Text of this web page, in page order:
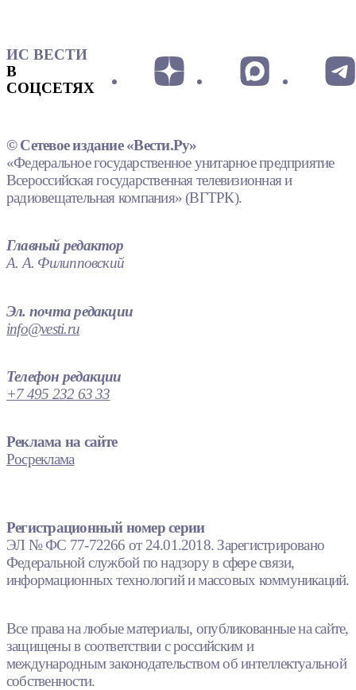
ИС ВЕСТИ
В
СОЦСЕТЯХ
© Сетевое издание «Вести.Ру»
«Федеральное государственное унитарное предприятие
Всероссийская государственная телевизионная и
радиовещательная компания» (ВГТРК).
Главный редактор
А. А. Филипповский
Эл. почта редакции
info@vesti.ru
Телефон редакции
+7 495 232 63 33
Реклама на сайте
Росреклама
Регистрационный номер серии
ЭЛ № ФС 77-72266 от 24.01.2018. Зарегистрировано
Федеральной службой по надзору в сфере связи,
информационных технологий и массовых коммуникаций.
Все права на любые материалы, опубликованные на сайте,
защищены в соответствии с российским и
международным законодательством об интеллектуальной
собственности.